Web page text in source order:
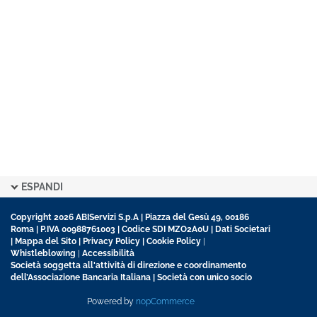
ESPANDI
Copyright 2026 ABIServizi S.p.A | Piazza del Gesù 49, 00186
Roma | P.IVA 00988761003 | Codice SDI MZO2A0U |
Dati Societari
Mappa del Sito Privacy Policy Cookie Policy
Whistleblowing
Accessibilità
Società soggetta all'attività di direzione e coordinamento
dell’Associazione Bancaria Italiana | Società con unico socio
Powered by nopCommerce